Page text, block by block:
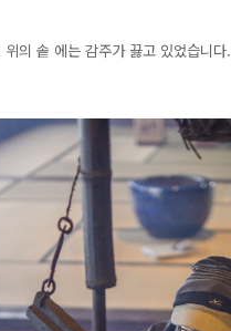
위의 솥 에는 감주가 끓고 있었습니다.